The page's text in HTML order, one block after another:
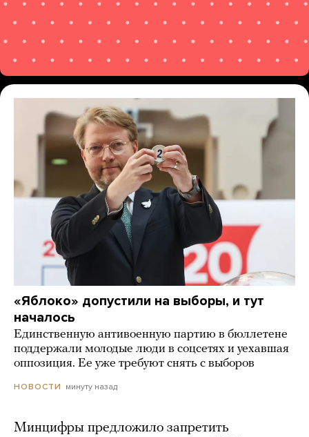
«Яблоко» допустили на выборы, и тут
началось
Единственную антивоенную партию в бюллетене
поддержали молодые люди в соцсетях и уехавшая
оппозиция. Ее уже требуют снять с выборов
НОВОСТИ минуту назад
Минцифры предложило запретить